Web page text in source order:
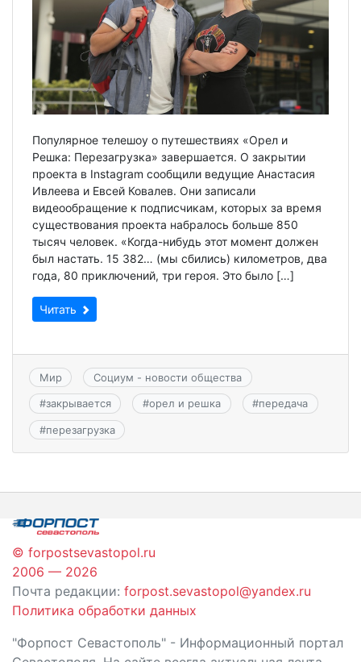
Популярное телешоу о путешествиях «Орел и
Решка: Перезагрузка» завершается. О закрытии
проекта в Instagram сообщили ведущие Анастасия
Ивлеева и Евсей Ковалев. Они записали
видеообращение к подписчикам, которых за время
существования проекта набралось больше 850
тысяч человек. «Когда-нибудь этот момент должен
был настать. 15 382… (мы сбились) километров, два
года, 80 приключений, три героя. Это было […]
Читать
Мир Социум - новости общества
#закрывается #орел и решка #передача
#перезагрузка
© forpostsevastopol.ru
2006 — 2026
Почта редакции: forpost.sevastopol@yandex.ru
Политика обработки данных
"Форпост Севастополь" - Информационный портал